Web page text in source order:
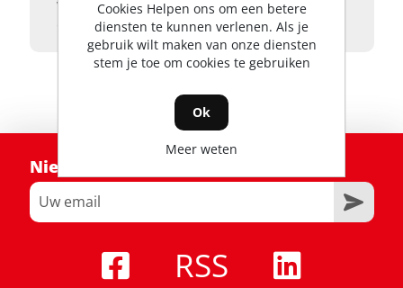
voor perfect geplande banen en
consistente maaiprecisie in de hele tuin.
Nieuwsbrief
RSS
Cookies Helpen ons om een betere
diensten te kunnen verlenen. Als je
gebruik wilt maken van onze diensten
stem je toe om cookies te gebruiken
Ok
Meer weten